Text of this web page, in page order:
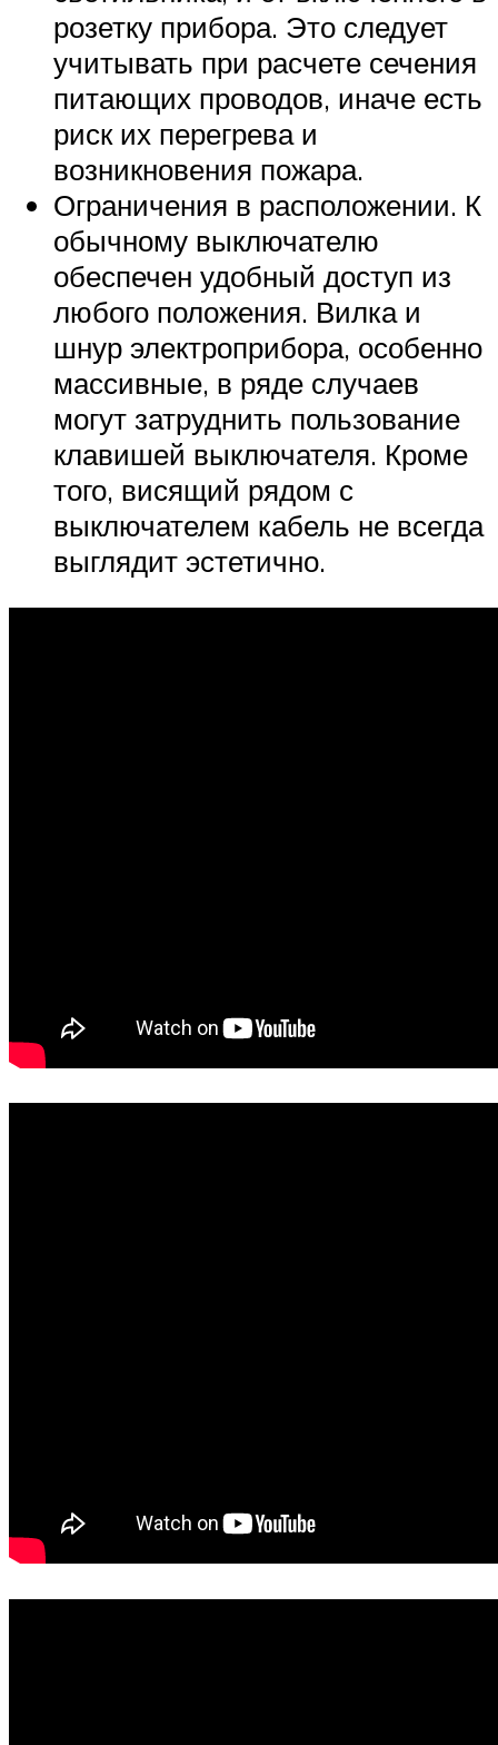
розетку прибора. Это следует
учитывать при расчете сечения
питающих проводов, иначе есть
риск их перегрева и
возникновения пожара.
Ограничения в расположении. К
обычному выключателю
обеспечен удобный доступ из
любого положения. Вилка и
шнур электроприбора, особенно
массивные, в ряде случаев
могут затруднить пользование
клавишей выключателя. Кроме
того, висящий рядом с
выключателем кабель не всегда
выглядит эстетично.